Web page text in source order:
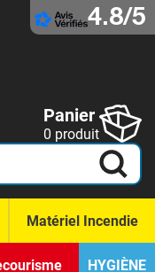
4.8/5
Panier
0 produit
Matériel Incendie
HYGIÈNE